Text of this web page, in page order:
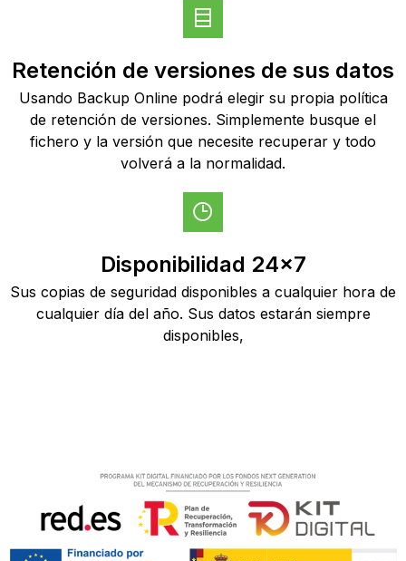
Retención de versiones de sus datos
Usando Backup Online podrá elegir su propia política
de retención de versiones. Simplemente busque el
fichero y la versión que necesite recuperar y todo
volverá a la normalidad.
Disponibilidad 24x7
Sus copias de seguridad disponibles a cualquier hora de
cualquier día del año. Sus datos estarán siempre
disponibles,